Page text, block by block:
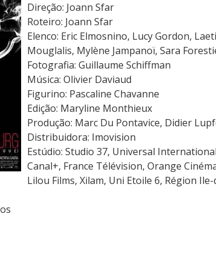
Direção: Joann Sfar
Roteiro: Joann Sfar
Elenco: Eric Elmosnino, Lucy Gordon,
Mouglalis, Mylène Jampanoï, Sara
Fotografia: Guillaume Schiffman
Música: Olivier Daviaud
Figurino: Pascaline Chavanne
Edição: Maryline Monthieux
Produção: Marc Du Pontavice, Didier
Distribuidora: Imovision
Estúdio: Studio 37, Universal
Canal+, France Télévision, Orange
Lilou Films, Xilam, Uni Etoile 6, Région